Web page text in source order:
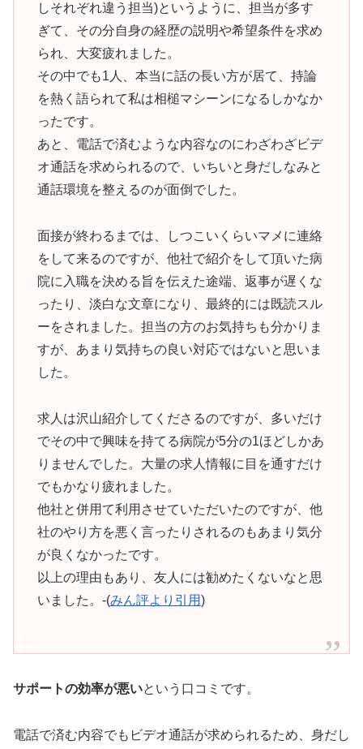
しそれぞれ違う担当)というように、担当が多す
ぎて、その分自身の経歴の説明や希望条件を求め
られ、大変疲れました。
その中でも1人、本当に話の長い方が居て、持論
を熱く語られて私は相槌マシーンになるしかなか
ったです。
あと、電話で済むような内容なのにわざわざビデ
オ通話を求められるので、いちいと身だしなみと
通話環境を整えるのが面倒でした。
面接が終わるまでは、しつこいくらいマメに連絡
をして来るのですが、他社で紹介をして頂いた病
院に入職を決める旨を伝えた途端、返事が遅くな
ったり、淡白な文章になり、最終的には既読スル
ーをされました。担当の方のお気持ちも分かりま
すが、あまり気持ちの良い対応ではないと思いま
した。
求人は沢山紹介してくださるのですが、多いだけ
でその中で興味を持てる病院が5分の1ほどしかあ
りませんでした。大量の求人情報に目を通すだけ
でもかなり疲れました。
他社と併用て利用させていただいたのですが、他
社のやり方を悪く言ったりされるのもあまり気分
が良くなかったです。
以上の理由もあり、友人には勧めたくないなと思
いました。-(みん評より引用)
サポートの効率が悪いという口コミです。
電話で済む内容でもビデオ通話が求められるため、身だし